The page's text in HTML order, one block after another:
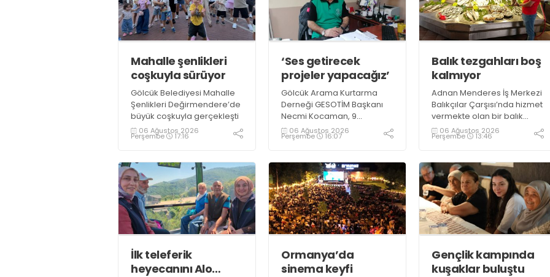
Mahalle şenlikleri
coşkuyla sürüyor
Gölcük Belediyesi Mahalle
Şenlikleri Değirmendere’de
büyük coşkuyla gerçekleşti
06 Ağustos 2026
Perşembe 17:16
‘Ses getirecek
projeler yapacağız’
Gölcük Arama Kurtarma
Derneği GESOTİM Başkanı
Necmi Kocaman, 9
Ağustos’ta gerçekleşecek
sınavın ardından 4. Akredite
tamamlayacaklarını ifade
ederek açıklamalarda
bulundu. Kocaman,
“Gölcük’te ve Kocaeli
genelinde ses getirecek
projelerimizi tek tek hayata
geçireceğiz” dedi
06 Ağustos 2026
Perşembe 16:07
Balık tezgahları boş
kalmıyor
Adnan Menderes İş Merkezi
Balıkçılar Çarşısı’nda hizmet
vermekte olan bir balık
restoranının işletme
sahiplerinden Emrah
tezgahlarda taze balık
bulunduğunu ifade ederek
“Yıl boyunca tezgahlarda
taze balık bulmak mümkün
oluyor” dedi
06 Ağustos 2026
Perşembe 13:46
İlk teleferik
heyecanını Alo
Ormanya’da
sinema keyfi
Gençlik kampında
kuşaklar buluştu